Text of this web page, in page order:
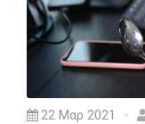
22 Μαρ 2021